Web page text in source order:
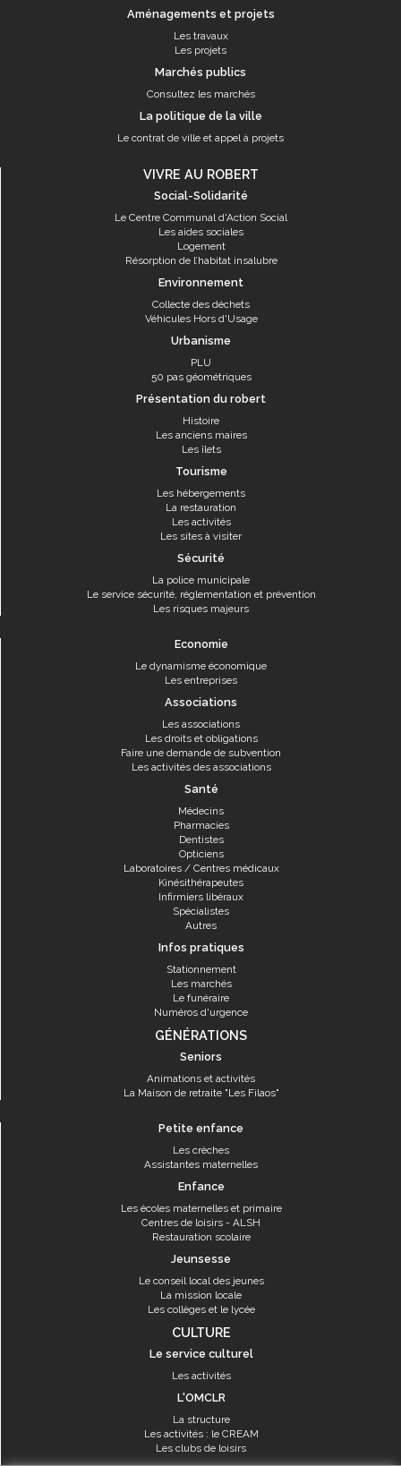
Aménagements et projets
Les travaux
Les projets
Marchés publics
Consultez les marchés
La politique de la ville
Le contrat de ville et appel à projets
VIVRE AU ROBERT
Social-Solidarité
Le Centre Communal d'Action Social
Les aides sociales
Logement
Résorption de l’habitat insalubre
Environnement
Collecte des déchets
Véhicules Hors d'Usage
Urbanisme
PLU
50 pas géométriques
Présentation du robert
Histoire
Les anciens maires
Les îlets
Tourisme
Les hébergements
La restauration
Les activités
Les sites à visiter
Sécurité
La police municipale
Le service sécurité, réglementation et prévention
Les risques majeurs
Economie
Le dynamisme économique
Les entreprises
Associations
Les associations
Les droits et obligations
Faire une demande de subvention
Les activités des associations
Santé
Médecins
Pharmacies
Dentistes
Opticiens
Laboratoires / Centres médicaux
Kinésithérapeutes
Infirmiers libéraux
Spécialistes
Autres
Infos pratiques
Stationnement
Les marchés
Le funéraire
Numéros d'urgence
GÉNÉRATIONS
Seniors
Animations et activités
La Maison de retraite "Les Filaos"
Petite enfance
Les crèches
Assistantes maternelles
Enfance
Les écoles maternelles et primaire
Centres de loisirs - ALSH
Restauration scolaire
Jeunsesse
Le conseil local des jeunes
La mission locale
Les collèges et le lycée
CULTURE
Le service culturel
Les activités
L'OMCLR
La structure
Les activités : le CREAM
Les clubs de loisirs